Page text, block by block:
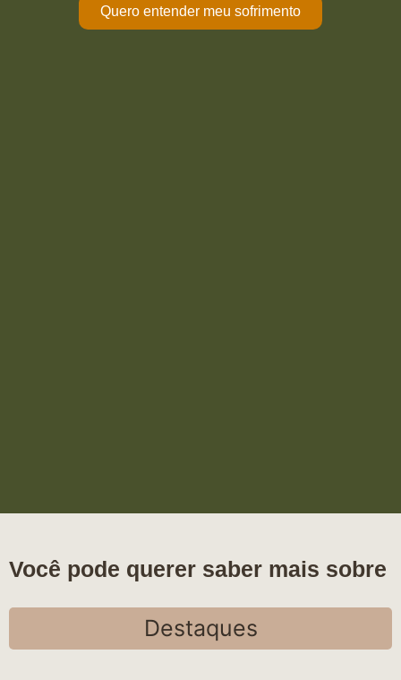
Quero entender meu sofrimento
Você pode querer saber mais sobre
Destaques